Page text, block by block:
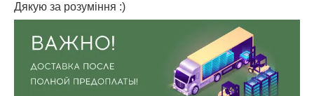
Дякую за розуміння :)